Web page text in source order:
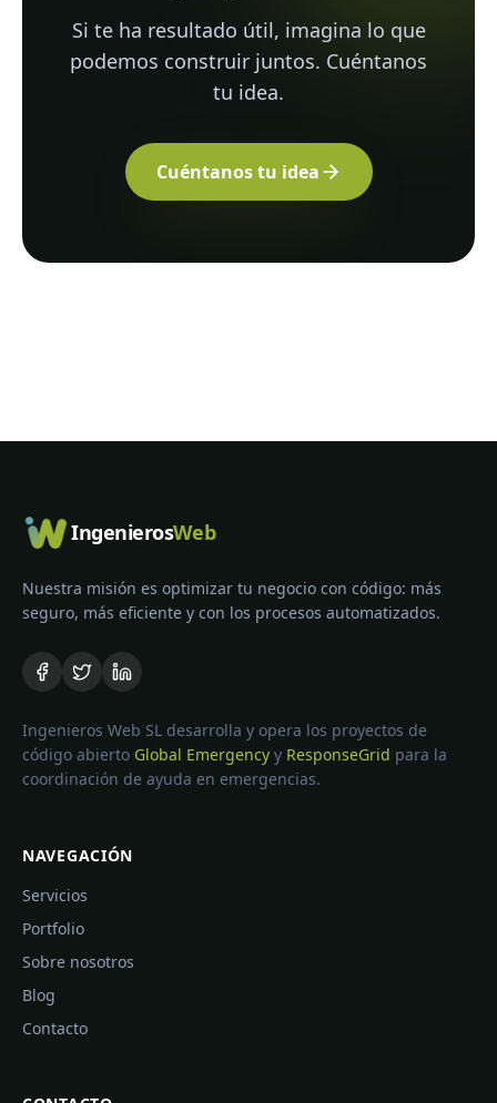
Si te ha resultado útil, imagina lo que
podemos construir juntos. Cuéntanos
tu idea.
Cuéntanos tu idea
IngenierosWeb
Nuestra misión es optimizar tu negocio con código: más
seguro, más eficiente y con los procesos automatizados.
Ingenieros Web SL desarrolla y opera los proyectos de
código abierto Global Emergency y ResponseGrid para la
coordinación de ayuda en emergencias.
NAVEGACIÓN
Servicios
Portfolio
Sobre nosotros
Blog
Contacto